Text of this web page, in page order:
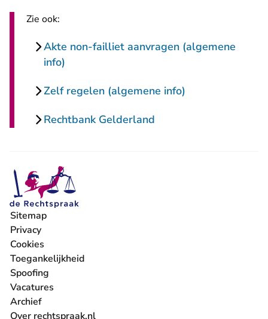
Zie ook:
Akte non-failliet aanvragen (algemene
info)
Zelf regelen (algemene info)
Rechtbank Gelderland
Sitemap
Privacy
Cookies
Toegankelijkheid
Spoofing
Vacatures
- U verlaat Rechtspraak.nl
Archief
Over rechtspraak.nl